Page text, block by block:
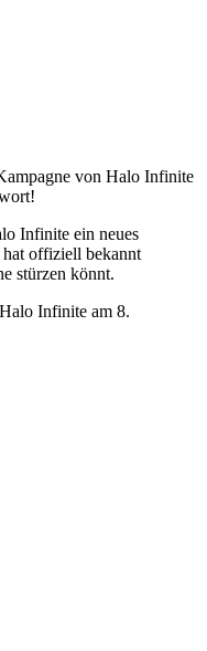
von Halo Infinite
Infinite ein neues
hat offiziell bekannt
stürzen könnt.
Infinite am 8.